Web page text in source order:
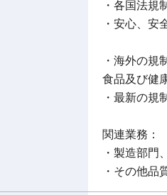
・各国法規
・安心、安
・海外の規
食品及び健
・最新の規
関連業務：
・製造部門
・その他品